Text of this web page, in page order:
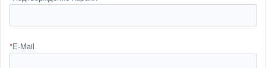
*E-Mail